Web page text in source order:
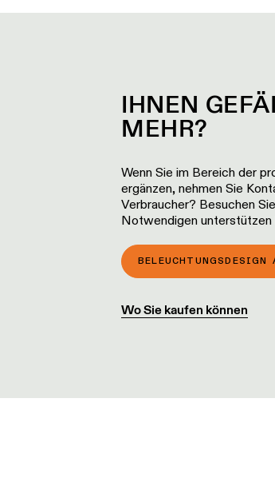
IHNEN
MEHR?
Wenn Sie im Bereich der
ergänzen, nehmen Sie
Verbraucher? Besuchen
Notwendigen unterstützen
BELEUCHTUNGSDESIGN
Wo Sie kaufen können